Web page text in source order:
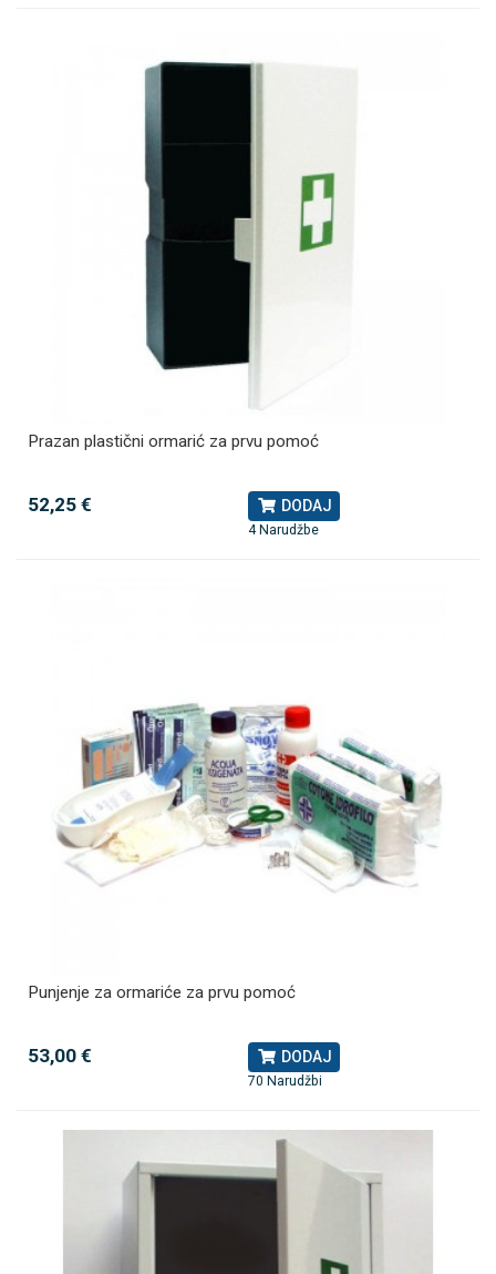
Prazan plastični ormarić za prvu pomoć
52,25 € DODAJ
4 Narudžbe
Punjenje za ormariće za prvu pomoć
53,00 € DODAJ
70 Narudžbi